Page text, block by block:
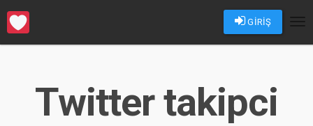
GİRİŞ
Twitter takipci